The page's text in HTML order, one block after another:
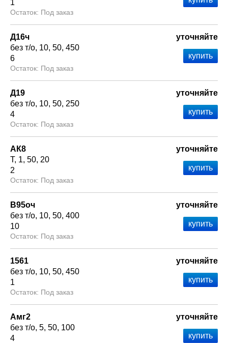
1
Под заказ
Д16ч
без т/о 10 50 450
6
Под заказ
уточняйте
Д19
без т/о 10 50 250
4
Под заказ
уточняйте
АК8
Т 1 50 20
2
Под заказ
уточняйте
В95оч
без т/о 10 50 400
10
Под заказ
уточняйте
1561
без т/о 10 50 450
1
Под заказ
уточняйте
Амг2
без т/о 5 50 100
4
уточняйте